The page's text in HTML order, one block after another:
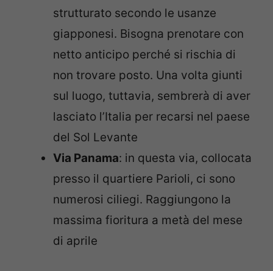
strutturato secondo le usanze
giapponesi. Bisogna prenotare con
netto anticipo perché si rischia di
non trovare posto. Una volta giunti
sul luogo, tuttavia, sembrerà di aver
lasciato l’Italia per recarsi nel paese
del Sol Levante
Via Panama: in questa via, collocata
presso il quartiere Parioli, ci sono
numerosi ciliegi. Raggiungono la
massima fioritura a metà del mese
di aprile